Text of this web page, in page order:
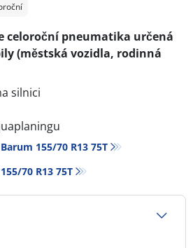
celoroční pneumatika určená
(městská vozidla, rodinná
silnici
155/70 R13 75T
70 R13 75T